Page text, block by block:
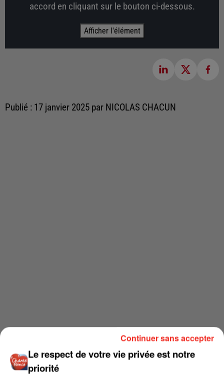
accord en cliquant sur le bouton ci-dessous.
Afficher l'élément
Publié : 17 janvier 2025 par NICOLAS CHACUN
Le respect de votre vie privée est notre
priorité
Continuer sans accepter